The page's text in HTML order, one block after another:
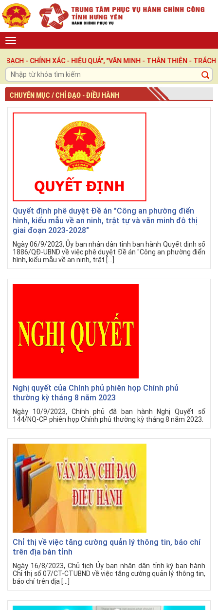
XÁC - HIỆU QUẢ", "VĂN MINH - THÂN THIỆN - TRÁCH NHIỆM ",
CHUYÊN MỤC / CHỈ ĐẠO - ĐIỀU HÀNH
Quyết định phê duyệt Đề án "Công an phường điển
hình, kiểu mẫu về an ninh, trật tự và văn minh đô thị
giai đoạn 2023-2028"
Ngày 06/9/2023, Ủy ban nhân dân tỉnh ban hành Quyết định số
1886/QĐ-UBND về việc phê duyệt Đề án "Công an phường điển
hình, kiểu mẫu về an ninh, trật […]
Nghị quyết của Chính phủ phiên họp Chính phủ
thường kỳ tháng 8 năm 2023
Ngày 10/9/2023, Chính phủ đã ban hành Nghị Quyết số
144/NQ-CP phiên họp Chính phủ thường kỳ tháng 8 năm 2023.
Chỉ thị về việc tăng cường quản lý thông tin, báo chí
trên địa bàn tỉnh
Ngày 16/8/2023, Chủ tịch Ủy ban nhân dân tỉnh ký ban hành
Chỉ thị số 07/CT-CTUBND về việc tăng cường quản lý thông tin,
báo chí trên địa […]